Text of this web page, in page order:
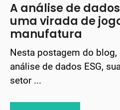
A análise de
uma virada de
manufatura
Nesta postagem do blog,
análise de dados ESG,
setor ...